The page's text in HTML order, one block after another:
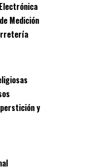
Medición
y